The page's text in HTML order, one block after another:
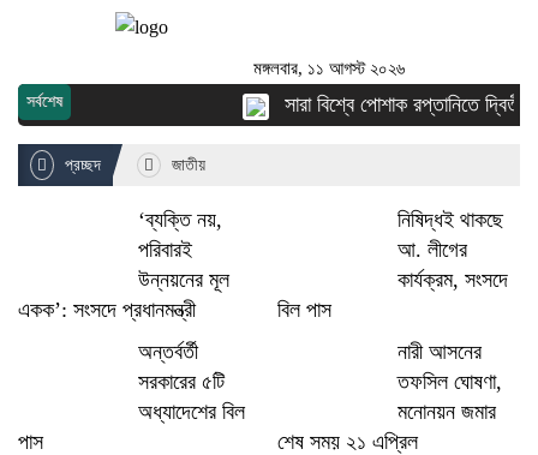
মঙ্গলবার, ১১ আগস্ট ২০২৬
সর্বশেষ সারা বিশ্বে পোশাক রপ্তানিতে দ্বিতীয়
প্রচ্ছদ জাতীয়
‘ব্যক্তি নয়,
পরিবারই
উন্নয়নের মূল
একক’: সংসদে প্রধানমন্ত্রী
নিষিদ্ধই থাকছে
আ. লীগের
কার্যক্রম, সংসদে
বিল পাস
অন্তর্বর্তী
সরকারের ৫টি
অধ্যাদেশের বিল
পাস
নারী আসনের
তফসিল ঘোষণা,
মনোনয়ন জমার
শেষ সময় ২১ এপ্রিল